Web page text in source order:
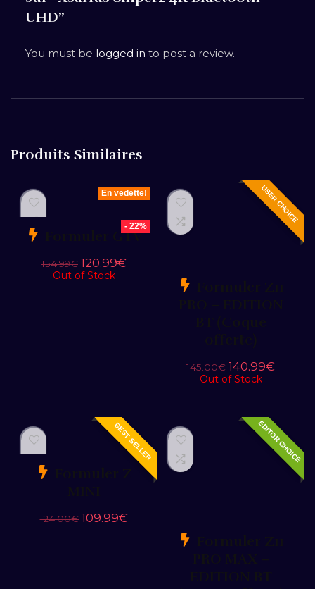
UHD”
You must be logged in to post a review.
Produits Similaires
En vedette!
- 22%
Formuler GTV
154.99€ 120.99€
Out of Stock
USER CHOICE
145.00€ 140.99€
Out of Stock
BEST SELLER
124.00€ 109.99€
EDITOR CHOICE